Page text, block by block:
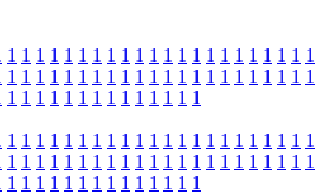
1 1 1 1 1 1 1 1 1 1 1 1 1 1 1 1 1 1 1 1 1 1
1 1 1 1 1 1 1 1 1 1 1 1 1 1 1 1 1 1 1 1 1 1
1 1 1 1 1 1 1 1 1 1 1 1 1 1
1 1 1 1 1 1 1 1 1 1 1 1 1 1 1 1 1 1 1 1 1 1
1 1 1 1 1 1 1 1 1 1 1 1 1 1 1 1 1 1 1 1 1 1
1 1 1 1 1 1 1 1 1 1 1 1 1 1